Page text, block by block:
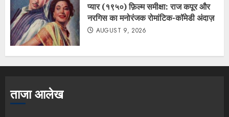
प्यार (१९५०) फ़िल्म समीक्षा: राज कपूर और
नरगिस का मनोरंजक रोमांटिक-कॉमेडी अंदाज़
AUGUST 9, 2026
ताजा आलेख